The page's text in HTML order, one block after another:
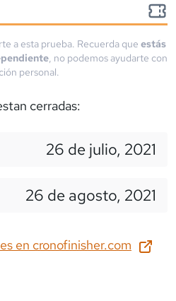
a esta prueba. Recuerda que estás
, no podemos ayudarte con
personal.
cerradas:
26 de julio, 2021
26 de agosto, 2021
en cronofinisher.com